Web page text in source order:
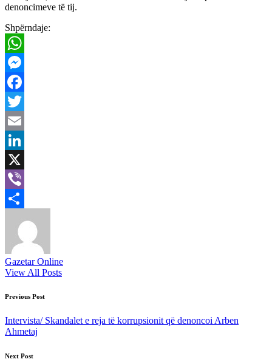
denoncimeve të tij.
Shpërndaje:
WhatsApp
Messenger
Facebook
Twitter
Email
LinkedIn
X
Viber
Gazetar Online
View All Posts
Post
navigation
Previous Post
Intervista/ Skandalet e reja të korrupsionit që denoncoi Arben
Ahmetaj
Next Post